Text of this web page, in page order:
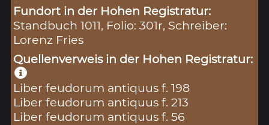
Fundort in der Hohen Registratur:
Standbuch 1011, Folio: 301r, Schreiber:
Lorenz Fries
Quellenverweis in der Hohen Registratur:
Liber feudorum antiquus f. 198
Liber feudorum antiquus f. 213
Liber feudorum antiquus f. 56